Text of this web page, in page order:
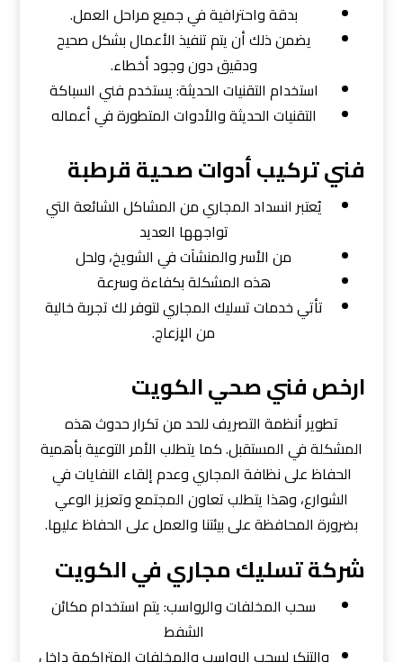
بدقة واحترافية في جميع مراحل العمل.
يضمن ذلك أن يتم تنفيذ الأعمال بشكل صحيح
ودقيق دون وجود أخطاء.
استخدام التقنيات الحديثة: يستخدم فني السباكة
التقنيات الحديثة والأدوات المتطورة في أعماله
فني تركيب أدوات صحية قرطبة
يُعتبر انسداد المجاري من المشاكل الشائعة التي
تواجهها العديد
من الأسر والمنشآت في الشويخ، ولحل
هذه المشكلة بكفاءة وسرعة
تأتي خدمات تسليك المجاري لتوفر لك تجربة خالية
من الإزعاج.
ارخص فني صحي الكويت
تطوير أنظمة التصريف للحد من تكرار حدوث هذه
المشكلة في المستقبل. كما يتطلب الأمر التوعية بأهمية
الحفاظ على نظافة المجاري وعدم إلقاء النفايات في
الشوارع، وهذا يتطلب تعاون المجتمع وتعزيز الوعي
بضرورة المحافظة على بيئتنا والعمل على الحفاظ عليها.
شركة تسليك مجاري في الكويت
سحب المخلفات والرواسب: يتم استخدام مكائن
الشفط
والتنكر لسحب الرواسب والمخلفات المتراكمة داخل